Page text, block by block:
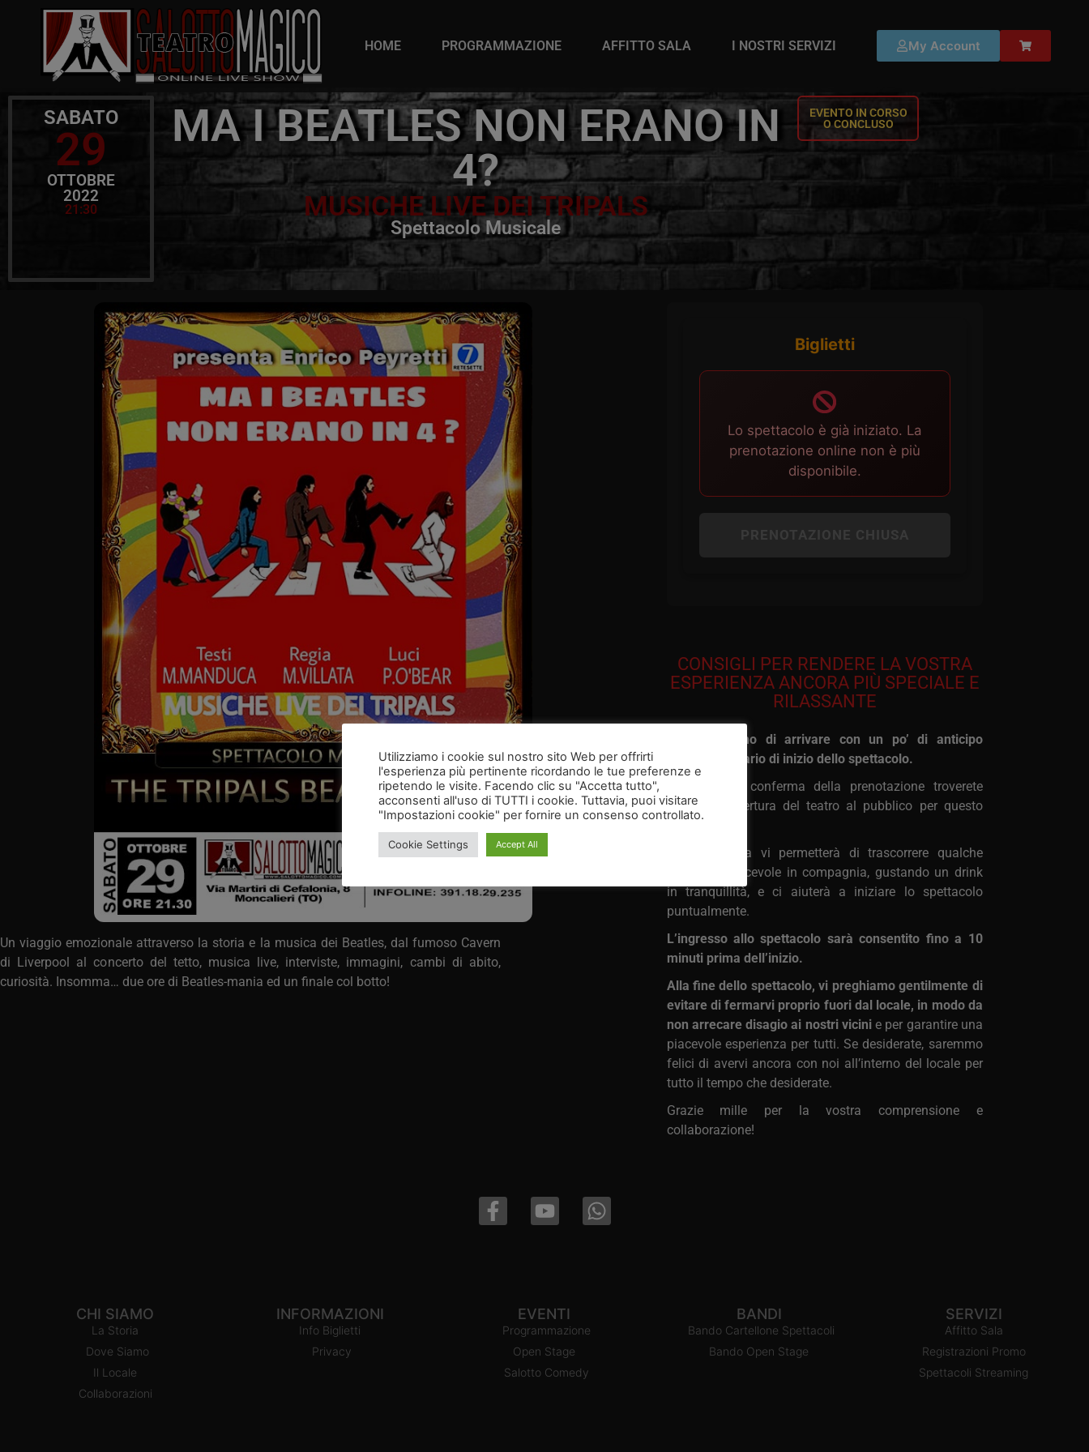
HOME PROGRAMMAZIONE AFFITTO SALA I NOSTRI SERVIZI My Account
SABATO
29
OTTOBRE
2022
21:30
MA I BEATLES NON ERANO IN
4?
MUSICHE LIVE DEI TRIPALS
Spettacolo Musicale
EVENTO IN CORSO
O CONCLUSO
Un viaggio emozionale attraverso la storia e la musica dei Beatles, dal fumoso Cavern
di Liverpool al concerto del tetto, musica live, interviste, immagini, cambi di abito,
curiosità. Insomma… due ore di Beatles-mania ed un finale col botto!
Biglietti
Lo spettacolo è già iniziato. La
prenotazione online non è più
disponibile.
CONSIGLI PER RENDERE LA VOSTRA
ESPERIENZA ANCORA PIÙ SPECIALE E
RILASSANTE
Vi consigliamo di arrivare con un po’ di anticipo
rispetto all’orario di inizio dello spettacolo.
Nell’email di conferma della prenotazione troverete
l’orario di apertura del teatro al pubblico per questo
evento.
Arrivare prima vi permetterà di trascorrere qualche
momento piacevole in compagnia, gustando un drink
in tranquillità, e ci aiuterà a iniziare lo spettacolo
puntualmente.
L’ingresso allo spettacolo sarà consentito fino a 10
minuti prima dell’inizio.
Alla fine dello spettacolo, vi preghiamo gentilmente di
evitare di fermarvi proprio fuori dal locale, in modo da
non arrecare disagio ai nostri vicinie per garantire una
piacevole esperienza per tutti. Se desiderate, saremmo
felici di avervi ancora con noi all’interno del locale per
tutto il tempo che desiderate.
Grazie mille per la vostra comprensione e
collaborazione!
CHI SIAMO
La Storia
Dove Siamo
Il Locale
Collaborazioni
INFORMAZIONI
Info Biglietti
Privacy
EVENTI
Programmazione
Open Stage
Salotto Comedy
BANDI
Bando Cartellone Spettacoli
Bando Open Stage
SERVIZI
Affitto Sala
Registrazioni Promo
Spettacoli Streaming
Utilizziamo i cookie sul nostro sito Web per offrirti
l'esperienza più pertinente ricordando le tue preferenze e
ripetendo le visite. Facendo clic su "Accetta tutto",
acconsenti all'uso di TUTTI i cookie. Tuttavia, puoi visitare
"Impostazioni cookie" per fornire un consenso controllato.
Cookie Settings Accept All